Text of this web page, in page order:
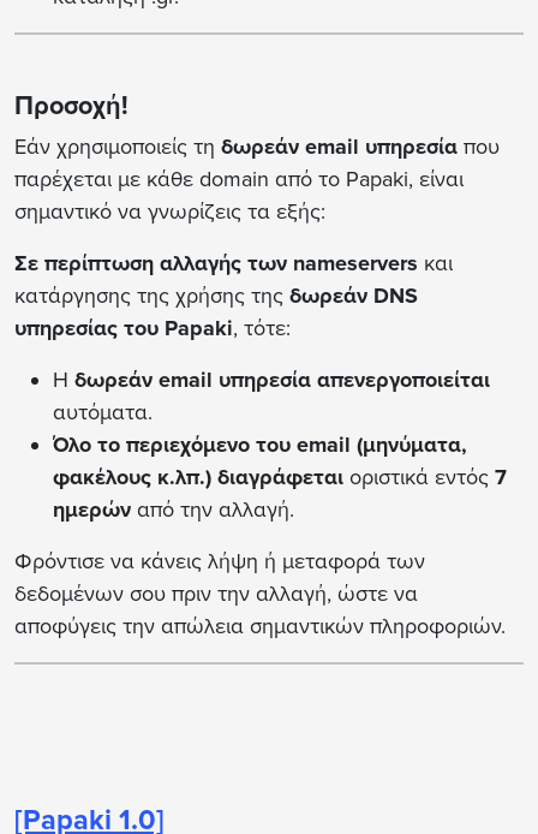
Προσοχή!
Εάν χρησιμοποιείς τη δωρεάν email υπηρεσία που
παρέχεται με κάθε domain από το Papaki, είναι
σημαντικό να γνωρίζεις τα εξής:
Σε περίπτωση αλλαγής των nameservers και
κατάργησης της χρήσης της δωρεάν DNS
υπηρεσίας του Papaki, τότε:
Η δωρεάν email υπηρεσία απενεργοποιείται
αυτόματα.
Όλο το περιεχόμενο του email (μηνύματα,
φακέλους κ.λπ.) διαγράφεται οριστικά εντός 7
ημερών από την αλλαγή.
Φρόντισε να κάνεις λήψη ή μεταφορά των
δεδομένων σου πριν την αλλαγή, ώστε να
αποφύγεις την απώλεια σημαντικών πληροφοριών.
[Papaki 1.0]